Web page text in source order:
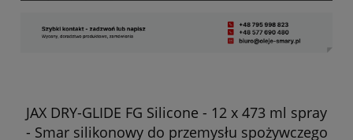
JAX DRY-GLIDE FG Silicone - 12 x 473 ml spray
- Smar silikonowy do przemysłu spożywczego